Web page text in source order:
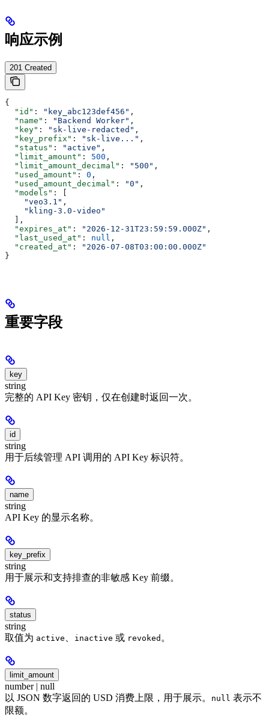
响应示例
201 Created
{
  "id"
: "key_abc123def456" ,
  "name"
: "Backend Worker" ,
  "key"
: "sk-live-redacted" ,
  "key_prefix"
: "sk-live..." ,
  "status"
: "active" ,
  "limit_amount"
: 500 ,
  "limit_amount_decimal"
: "500" ,
  "used_amount"
: 0 ,
  "used_amount_decimal"
: "0" ,
  "models"
: [
    "veo3.1"
,
    "kling-3.0-video"
  ],
  "expires_at"
: "2026-12-31T23:59:59.000Z" ,
  "last_used_at"
: null ,
  "created_at"
:
"2026-07-08T03:00:00.000Z"
}
重要字段
key
string
完整的 API Key 密钥，仅在创建时返回一次。
id
string
用于后续管理 API 调用的 API Key 标识符。
name
string
API Key 的显示名称。
key_prefix
string
用于展示和支持排查的非敏感 Key 前缀。
status
string
取值为 active inactive 或 revoked 。
limit_amount
number | null
以 JSON 数字返回的 USD 消费上限，用于展示。
null 表示不
限额。